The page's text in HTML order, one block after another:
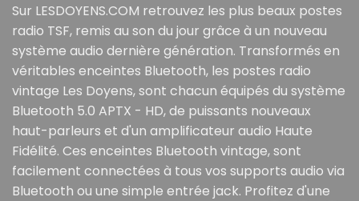
Sur LESDOYENS.COM retrouvez les plus beaux postes
radio TSF, remis au son du jour grâce à un nouveau
système audio dernière génération. Transformés en
véritables enceintes Bluetooth, les postes radio
vintage Les Doyens, sont chacun équipés du système
Bluetooth 5.0 APTX - HD, de puissants nouveaux
haut-parleurs et d'un amplificateur audio Haute
Fidélité. Ces enceintes Bluetooth vintage, sont
facilement connectées à tous vos supports audio via
Bluetooth ou une simple entrée jack. Profitez d'une